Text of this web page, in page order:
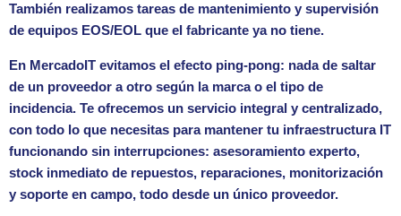
También realizamos tareas de mantenimiento y supervisión
de equipos EOS/EOL que el fabricante ya no tiene.
En MercadoIT evitamos el efecto ping-pong: nada de saltar
de un proveedor a otro según la marca o el tipo de
incidencia. Te ofrecemos un servicio integral y centralizado,
con todo lo que necesitas para mantener tu infraestructura IT
funcionando sin interrupciones: asesoramiento experto,
stock inmediato de repuestos, reparaciones, monitorización
y soporte en campo, todo desde un único proveedor.